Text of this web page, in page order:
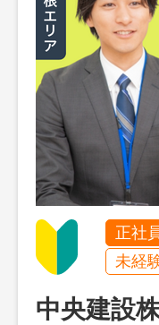
正社
未経
中央建設